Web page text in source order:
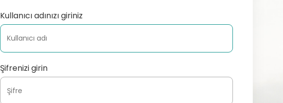
Kullanıcı adınızı giriniz
Şifrenizi girin